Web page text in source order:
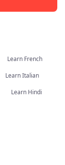
Learn French
Learn Italian
Learn Hindi